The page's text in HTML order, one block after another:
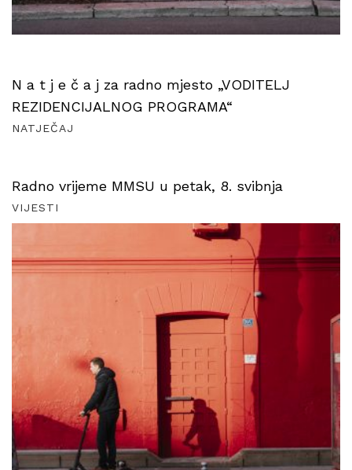
N a t j e č a j za radno mjesto „VODITELJ
REZIDENCIJALNOG PROGRAMA“
NATJEČAJ
Radno vrijeme MMSU u petak, 8. svibnja
VIJESTI